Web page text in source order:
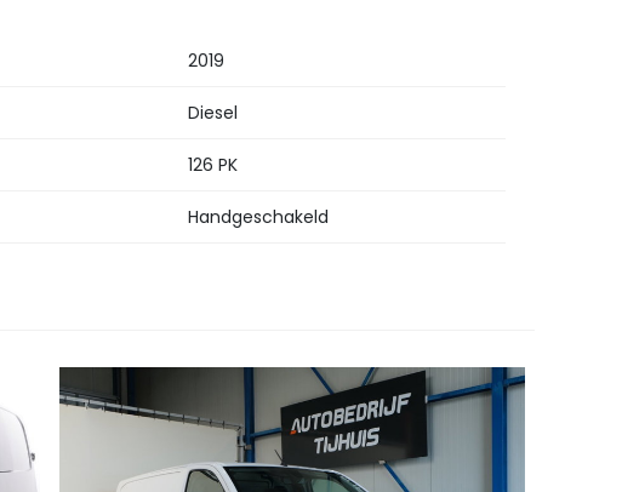
2019
Diesel
126 PK
Handgeschakeld